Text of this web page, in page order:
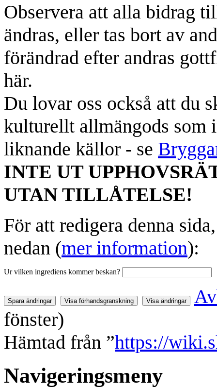
Observera att alla bidrag
ändras, eller tas bort av
förändrad efter andras
här.
Du lovar oss också att du
kulturellt allmängods som
liknande källor - se
INTE UT
UTAN TILLÅTELSE!
För att redigera denna
nedan (mer information):
Ur vilken ingrediens kommer beskan?
fönster)
Hämtad från ”https://
Navigeringsmeny